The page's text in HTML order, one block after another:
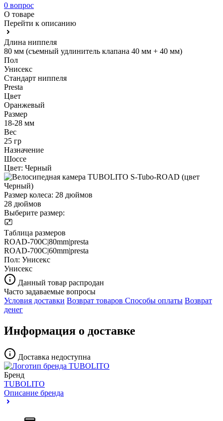
0 вопрос
О товаре
Перейти к описанию
Длина ниппеля
80 мм (съемный удлинитель клапана 40 мм + 40 мм)
Пол
Унисекс
Стандарт ниппеля
Presta
Цвет
Оранжевый
Размер
18-28 мм
Вес
25 гр
Назначение
Шоссе
Цвет: Черный
Размер колеса: 28 дюймов
28 дюймов
Выберите размер:
Таблица размеров
ROAD-700C|80mm|presta
ROAD-700C|60mm|presta
Пол: Унисекс
Унисекс
Данный товар распродан
Часто задаваемые вопросы
Условия доставки Возврат товаров Способы оплаты Возврат
денег
Информация о доставке
Доставка недоступна
Бренд
TUBOLITO
Описание бренда